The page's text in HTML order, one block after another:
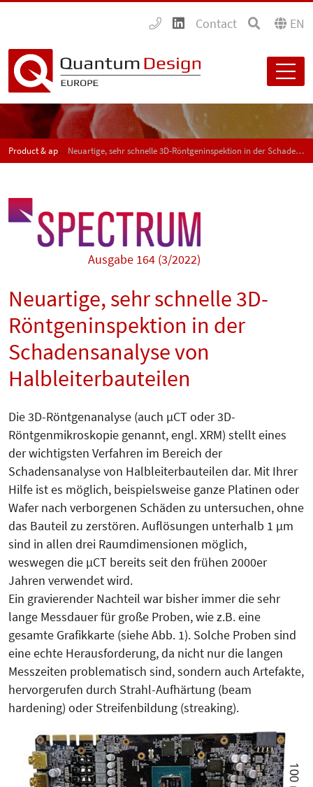
Contact EN
Product & application news - SPECTRUM Neuartige, sehr schnelle 3D-Röntgeninspektion in der Schadensanalyse von Halbleiterbauteilen
Ausgabe 164 (3/2022)
Neuartige, sehr schnelle 3D-
Röntgeninspektion in der
Schadensanalyse von
Halbleiterbauteilen
Die 3D-Röntgenanalyse (auch µCT oder 3D-
Röntgenmikroskopie genannt, engl. XRM) stellt eines
der wichtigsten Verfahren im Bereich der
Schadensanalyse von Halbleiterbauteilen dar. Mit Ihrer
Hilfe ist es möglich, beispielsweise ganze Platinen oder
Wafer nach verborgenen Schäden zu untersuchen, ohne
das Bauteil zu zerstören. Auflösungen unterhalb 1 µm
sind in allen drei Raumdimensionen möglich,
weswegen die µCT bereits seit den frühen 2000er
Jahren verwendet wird.
Ein gravierender Nachteil war bisher immer die sehr
lange Messdauer für große Proben, wie z.B. eine
gesamte Grafikkarte (siehe Abb. 1). Solche Proben sind
eine echte Herausforderung, da nicht nur die langen
Messzeiten problematisch sind, sondern auch Artefakte,
hervorgerufen durch Strahl-Aufhärtung (beam
hardening) oder Streifenbildung (streaking).